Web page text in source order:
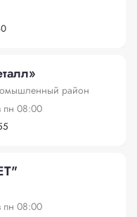
район
пн 08:00
пн 08:00